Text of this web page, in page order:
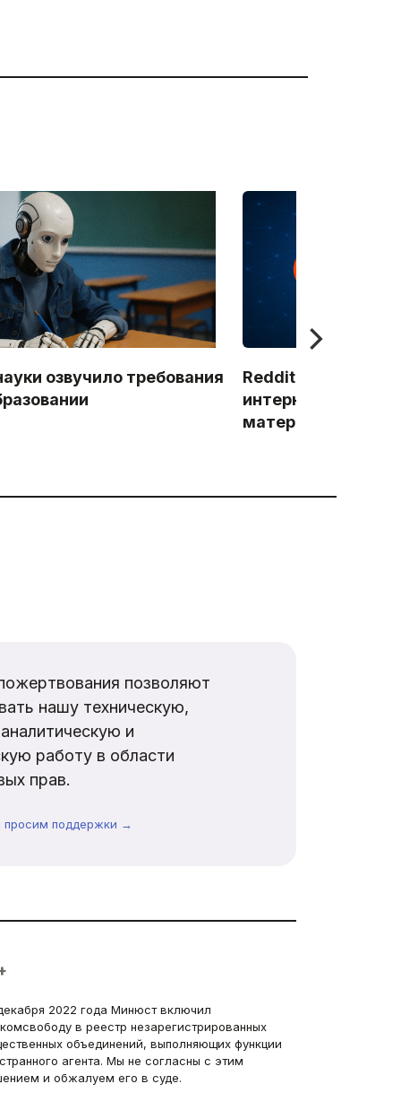
озвучило требования
Reddit закрывает
интернета»
материалам
позволяют
нашу техническую,
и
работу в области
прав.
просим поддержки →
2022 года Минюст включил
в реестр незарегистрированных
объединений, выполняющих функции
агента. Мы не согласны с этим
и обжалуем его в суде.